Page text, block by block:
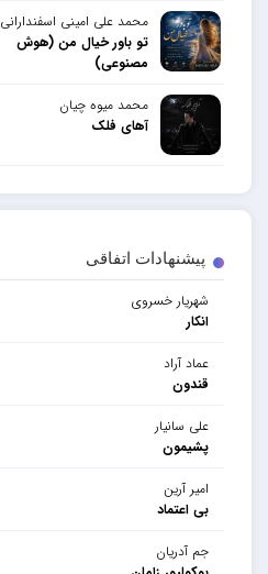
پیشنهادات اتفاقی
شهریار خسروی
انکار
عماد آراد
قندون
علی سانیار
پشیمون
امیر آرین
بی اعتماد
جم آدریان
محمد علی امینی اسفندارانی
تو باور خیال من (هوش
مصنوعی)
محمد میوه چیان
آهای فلک